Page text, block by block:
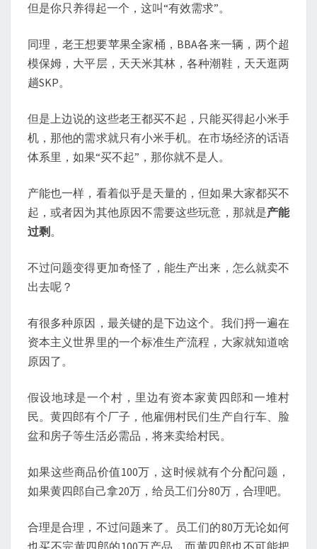
但是你只养得起一个，这叫“有效需求”。
同理，老王想要苹果全家桶，BBA各来一辆，两个超
模保姆，大平层，天天米其林，各种潮鞋，天天逛两
趟SKP。
但是上边说的这些老王都买不起，只能买得起小米手
机，那他的需求就只有小米手机。在市场经济的话语
体系里，如果“买不起”，那你就不是人。
产能也一样，看着似乎是天量的，但如果大家都买不
起，或者因为其他原因不需要这些玩意，那就是产能
过剩 。
不过问题变得更加奇怪了，能生产出来，怎么就卖不
出去呢？
有很多种原因，最关键的是下边这个。我们捋一遍在
资本主义世界里的一个标准生产流程，大家就知道啥
原因了。
假设地球是一个村，里边有资本家黄四郎和一堆村
民。黄四郎有个厂子，他雇佣村民们生产自行车、脸
盆和房子等生活必需品，将来卖给村民。
如果这些商品价值100万，这时候就有个分配问题，
如果黄四郎自己拿20万，给员工们分80万，合理吧。
合理是合理，不过问题来了。员工们的80万无论如何
也买不完黄四郎的100万产品，而黄四郎也不可能把